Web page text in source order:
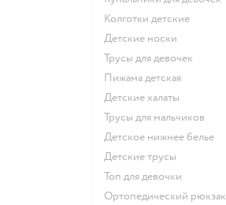
Колготки детские
Детские носки
Трусы для девочек
Пижама детская
Детские халаты
Трусы для мальчиков
Детское нижнее белье
Детские трусы
Топ для девочки
Ортопедический рюкзак